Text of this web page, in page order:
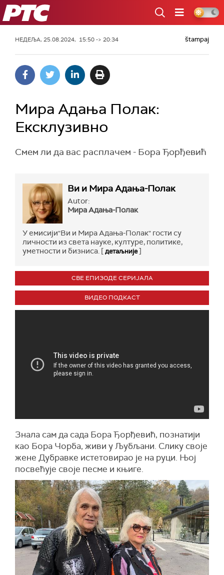
РТС
НЕДЕЉА, 25.08.2024, 15:50 -> 20:34 štampaj
Мира Адања Полак:
Ексклузивно
Смем ли да вас расплачем - Бора Ђорђевић
Ви и Мира Адања-Полак
Autor:
Мира Адања-Полак
У емисији"Ви и Мира Адања-Полак" гости су
личности из света науке, културе, политике,
уметности и бизниса. [детаљније]
СВЕ ЕПИЗОДЕ СЕРИЈАЛА
ВИДЕО ПОДКАСТ
Знала сам да сада Бора Ђорђевић, познатији
као Бора Чорба, живи у Љубљани. Слику своје
жене Дубравке истетовирао је на руци. Њој
посвећује своје песме и књиге.